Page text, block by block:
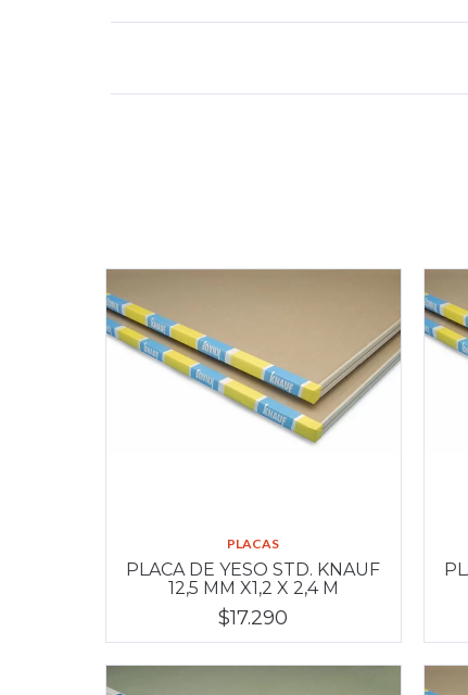
PLACAS
PLACA DE YESO STD. KNAUF
12,5 MM X1,2 X 2,4 M
$17.290